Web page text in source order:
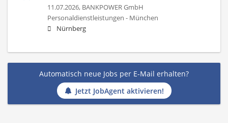
11.07.2026, BANKPOWER GmbH
Personaldienstleistungen - München
Nürnberg
Automatisch neue Jobs per E-Mail erhalten?
Jetzt JobAgent aktivieren!